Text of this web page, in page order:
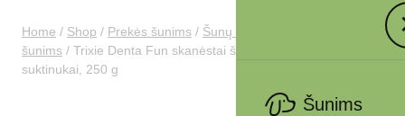
Šunims
Home / Shop / Prekės šunims / Šunų maistas
šunims / Trixie Denta Fun skanėstai šunims, kramtomi antienos
suktinukai, 250 g